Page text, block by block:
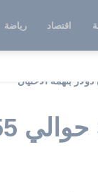
اقتصاد رياضة